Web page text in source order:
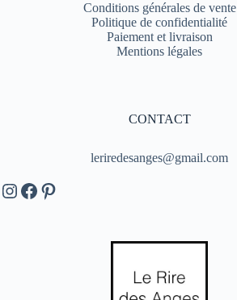
Conditions générales de vente
Politique de confidentialité
Paiement et livraison
Mentions légales
CONTACT
leriredesanges@gmail.com
Instagram
Facebook
Pinterest